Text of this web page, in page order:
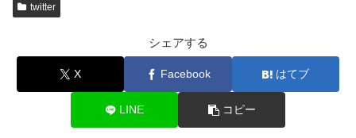
twitter
シェアする
X Facebook はてブ
LINE コピー